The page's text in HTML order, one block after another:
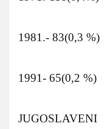
1981.- 83(0,3 %)
1991- 65(0,2 %)
JUGOSLAVENI